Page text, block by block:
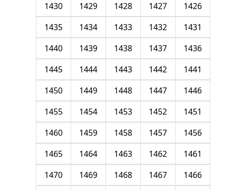
1426
1427
1428
1429
1430
1431
1432
1433
1434
1435
1436
1437
1438
1439
1440
1441
1442
1443
1444
1445
1446
1447
1448
1449
1450
1451
1452
1453
1454
1455
1456
1457
1458
1459
1460
1461
1462
1463
1464
1465
1466
1467
1468
1469
1470